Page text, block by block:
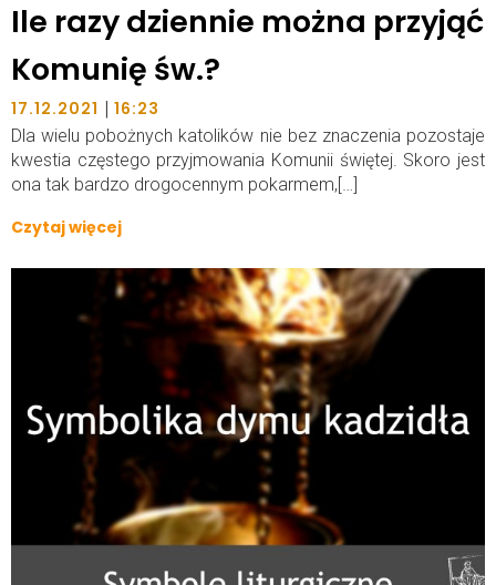
Ile razy dziennie można przyjąć
Komunię św.?
17.12.2021 | 16:23
Dla wielu pobożnych katolików nie bez znaczenia pozostaje
kwestia częstego przyjmowania Komunii świętej. Skoro jest
ona tak bardzo drogocennym pokarmem,[…]
Czytaj więcej